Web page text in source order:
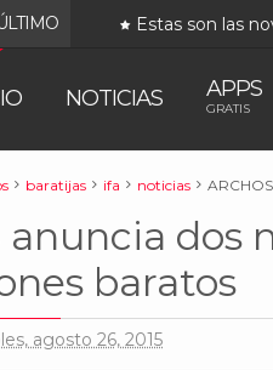
Estas son las
NOTICIAS APPS
GRATIS
baratijas ifa noticias
anuncia dos
baratos
agosto 26, 2015